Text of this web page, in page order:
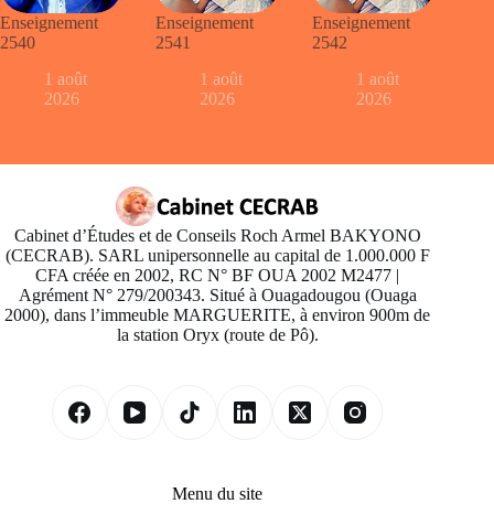
Enseignement
2540
1 août
2026
Enseignement
2541
1 août
2026
Enseignement
2542
1 août
2026
Cabinet d’Études et de Conseils Roch Armel BAKYONO
(CECRAB). SARL unipersonnelle au capital de 1.000.000 F
CFA créée en 2002, RC N° BF OUA 2002 M2477 |
Agrément N° 279/200343. Situé à Ouagadougou (Ouaga
2000), dans l’immeuble MARGUERITE, à environ 900m de
la station Oryx (route de Pô).
Menu du site